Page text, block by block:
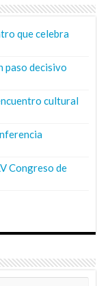
que celebra
paso decisivo
cultural
Congreso de